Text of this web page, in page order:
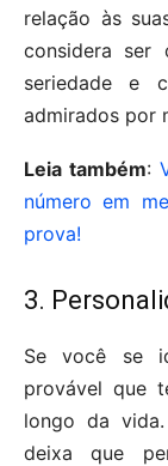
relação às
considera ser
seriedade e
admirados por
Leia também:
número em
prova!
3.
Se você se
provável que
longo da
deixa que